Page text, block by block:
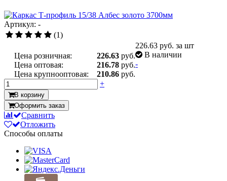
Артикул: -
(1)
Цена розничная: 226.63 руб.
Цена оптовая:
216.78 руб.
Цена крупнооптовая:
210.86 руб.
226.63 руб. за шт
В наличии
-
+
В корзину
Оформить заказ
Сравнить
Отложить
Способы оплаты